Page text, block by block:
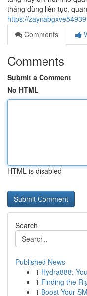
tháng dùng liên tục,
https://
Comments
Comments
Submit a Comment
No HTML
HTML is disabled
Search
Published News
1 Hydra888:
1 Finding the
1 Boost Your